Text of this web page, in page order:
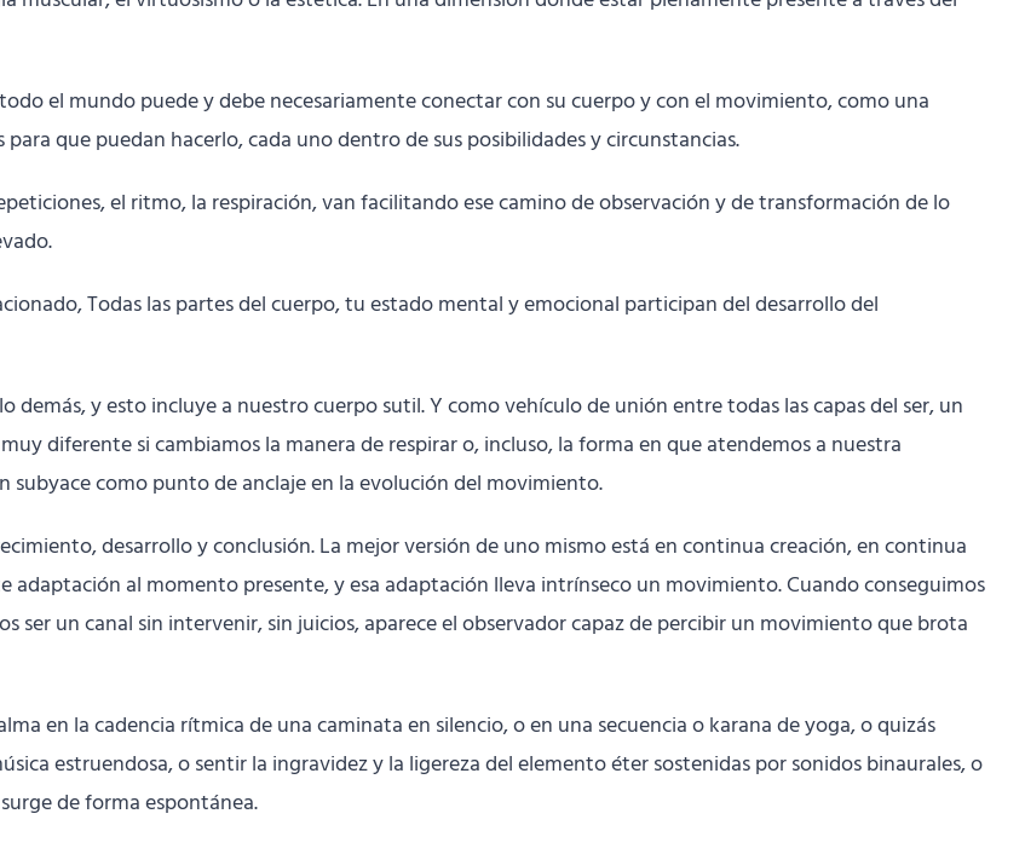
el mundo puede y debe necesariamente conectar con su cuerpo y con el movimiento, como una
que puedan hacerlo, cada uno dentro de sus posibilidades y circunstancias.
el ritmo, la respiración, van facilitando ese camino de observación y de transformación de lo
Todas las partes del cuerpo, tu estado mental y emocional participan del desarrollo del
y esto incluye a nuestro cuerpo sutil. Y como vehículo de unión entre todas las capas del ser, un
diferente si cambiamos la manera de respirar o, incluso, la forma en que atendemos a nuestra
como punto de anclaje en la evolución del movimiento.
desarrollo y conclusión. La mejor versión de uno mismo está en continua creación, en continua
al momento presente, y esa adaptación lleva intrínseco un movimiento. Cuando conseguimos
un canal sin intervenir, sin juicios, aparece el observador capaz de percibir un movimiento que brota
en la cadencia rítmica de una caminata en silencio, o en una secuencia o karana de yoga, o quizás
estruendosa, o sentir la ingravidez y la ligereza del elemento éter sostenidas por sonidos binaurales, o
de forma espontánea.